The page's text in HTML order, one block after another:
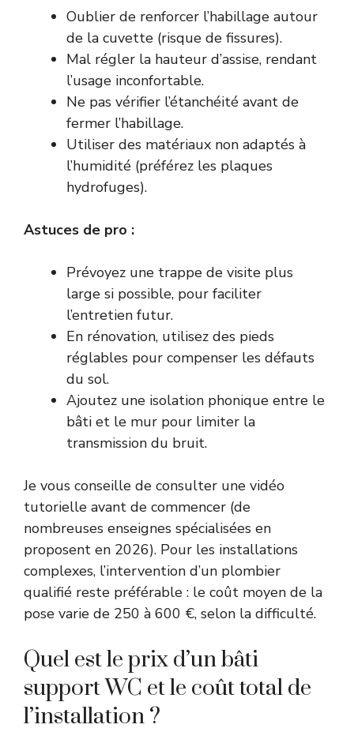
Oublier de renforcer l’habillage autour
de la cuvette (risque de fissures).
Mal régler la hauteur d’assise, rendant
l’usage inconfortable.
Ne pas vérifier l’étanchéité avant de
fermer l’habillage.
Utiliser des matériaux non adaptés à
l’humidité (préférez les plaques
hydrofuges).
Astuces de pro :
Prévoyez une trappe de visite plus
large si possible, pour faciliter
l’entretien futur.
En rénovation, utilisez des pieds
réglables pour compenser les défauts
du sol.
Ajoutez une isolation phonique entre le
bâti et le mur pour limiter la
transmission du bruit.
Je vous conseille de consulter une vidéo
tutorielle avant de commencer (de
nombreuses enseignes spécialisées en
proposent en 2026). Pour les installations
complexes, l’intervention d’un plombier
qualifié reste préférable : le coût moyen de la
pose varie de 250 à 600 €, selon la difficulté.
Quel est le prix d’un bâti
support WC et le coût total de
l’installation ?